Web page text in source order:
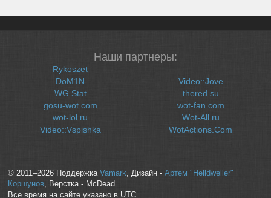
Наши партнеры:
Rykoszet
DoM1N
WG Stat
gosu-wot.com
wot-lol.ru
Video::Vspishka
Video::Jove
thered.su
wot-fan.com
Wot-All.ru
WotActions.Com
© 2011–2026 Поддержка Vamark, Дизайн - Артем "Helldweller"
Коршунов, Верстка - McDead
Все время на сайте указано в UTC